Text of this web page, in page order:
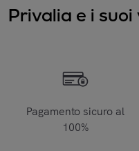
Privalia e i
Pagamento sicuro al
100%